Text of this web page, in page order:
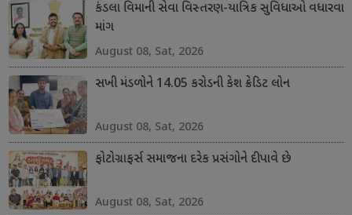
કંડલા વિમાની સેવા વિસ્તરણ-યાત્રિક સુવિધાઓ વધારવા
માંગ
August 08, Sat, 2026
સખી મંડળોને 14.05 કરોડની કેશ ક્રેડિટ લોન
August 08, Sat, 2026
ફોટોગ્રાફર્સ સમાજના દરેક પ્રસંગોને દીપાવે છે
August 08, Sat, 2026